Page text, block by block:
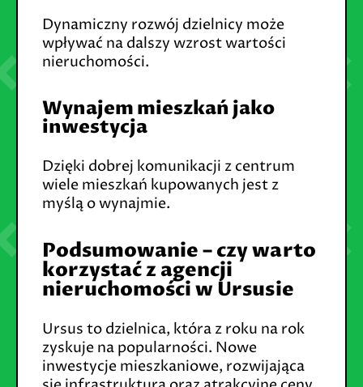
Dynamiczny rozwój dzielnicy może
wpływać na dalszy wzrost wartości
nieruchomości.
Wynajem mieszkań jako
inwestycja
Dzięki dobrej komunikacji z centrum
wiele mieszkań kupowanych jest z
myślą o wynajmie.
Podsumowanie – czy warto
korzystać z agencji
nieruchomości w Ursusie
Ursus to dzielnica, która z roku na rok
zyskuje na popularności. Nowe
inwestycje mieszkaniowe, rozwijająca